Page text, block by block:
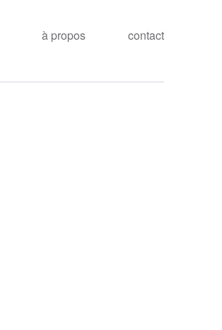
à propos contact